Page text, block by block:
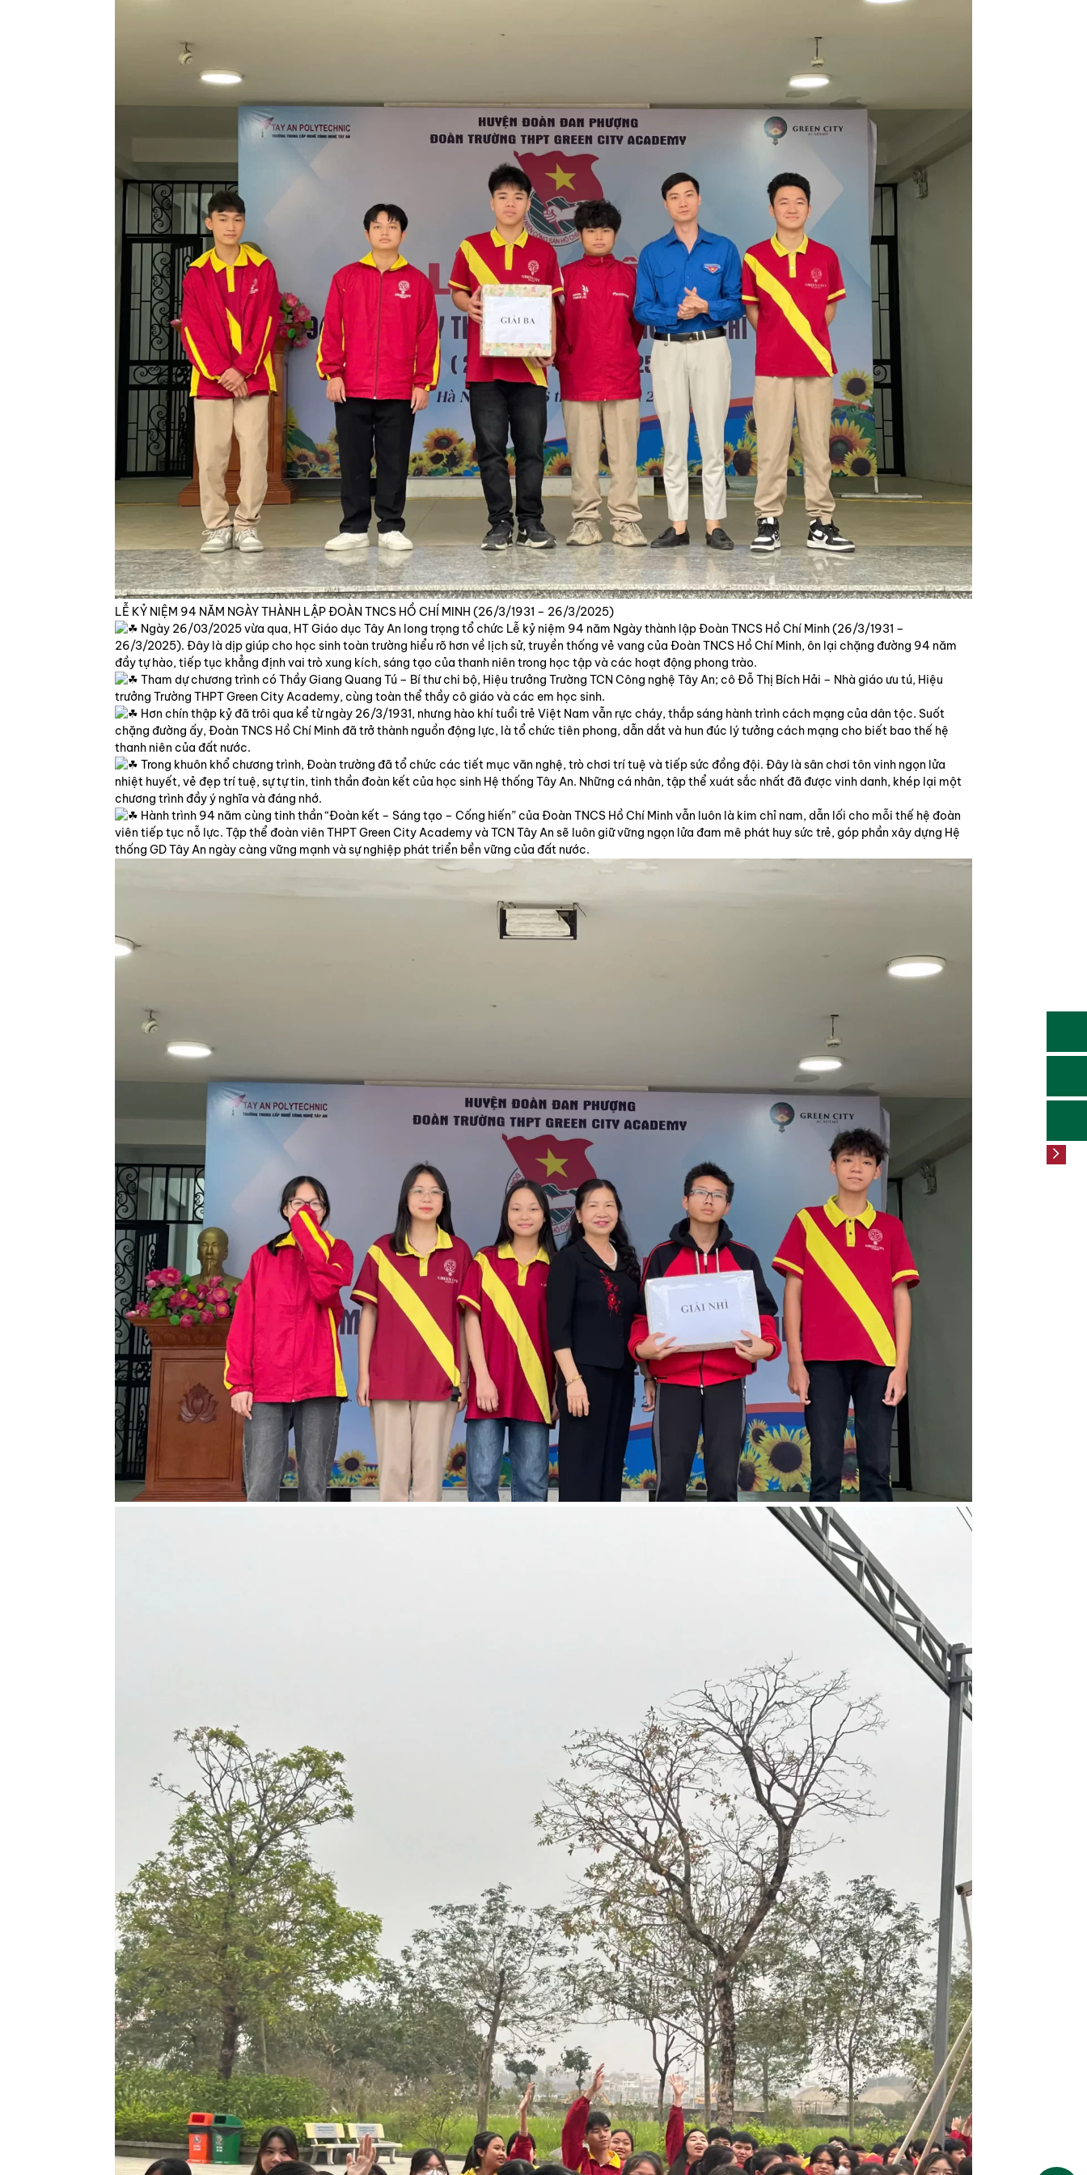
LỄ KỶ NIỆM 94 NĂM NGÀY THÀNH LẬP ĐOÀN TNCS HỒ CHÍ MINH (26/3/1931 – 26/3/2025)
Ngày 26/03/2025 vừa qua, HT Giáo dục Tây An long trọng tổ chức Lễ kỷ niệm 94 năm Ngày thành lập Đoàn TNCS Hồ Chí Minh (26/3/1931 –
26/3/2025). Đây là dịp giúp cho học sinh toàn trường hiểu rõ hơn về lịch sử, truyền thống vẻ vang của Đoàn TNCS Hồ Chí Minh, ôn lại chặng đường 94 năm
đầy tự hào, tiếp tục khẳng định vai trò xung kích, sáng tạo của thanh niên trong học tập và các hoạt động phong trào.
Tham dự chương trình có Thầy Giang Quang Tú – Bí thư chi bộ, Hiệu trưởng Trường TCN Công nghệ Tây An; cô Đỗ Thị Bích Hải – Nhà giáo ưu tú, Hiệu
trưởng Trường THPT Green City Academy, cùng toàn thể thầy cô giáo và các em học sinh.
Hơn chín thập kỷ đã trôi qua kể từ ngày 26/3/1931, nhưng hào khí tuổi trẻ Việt Nam vẫn rực cháy, thắp sáng hành trình cách mạng của dân tộc. Suốt
chặng đường ấy, Đoàn TNCS Hồ Chí Minh đã trở thành nguồn động lực, là tổ chức tiên phong, dẫn dắt và hun đúc lý tưởng cách mạng cho biết bao thế hệ
thanh niên của đất nước.
Trong khuôn khổ chương trình, Đoàn trường đã tổ chức các tiết mục văn nghệ, trò chơi trí tuệ và tiếp sức đồng đội. Đây là sân chơi tôn vinh ngọn lửa
nhiệt huyết, vẻ đẹp trí tuệ, sự tự tin, tinh thần đoàn kết của học sinh Hệ thống Tây An. Những cá nhân, tập thể xuát sắc nhất đã được vinh danh, khép lại một
chương trình đầy ý nghĩa và đáng nhớ.
Hành trình 94 năm cùng tinh thần “Đoàn kết – Sáng tạo – Cống hiến” của Đoàn TNCS Hồ Chí Minh vẫn luôn là kim chỉ nam, dẫn lối cho mỗi thế hệ đoàn
viên tiếp tục nỗ lực. Tập thể đoàn viên THPT Green City Academy và TCN Tây An sẽ luôn giữ vững ngọn lửa đam mê phát huy sức trẻ, góp phần xây dựng Hệ
thống GD Tây An ngày càng vững mạnh và sự nghiệp phát triển bền vững của đất nước.